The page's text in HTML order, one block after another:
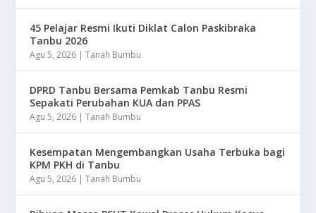
45 Pelajar Resmi Ikuti Diklat Calon Paskibraka
Tanbu 2026
Agu 5, 2026 |Tanah Bumbu
DPRD Tanbu Bersama Pemkab Tanbu Resmi
Sepakati Perubahan KUA dan PPAS
Agu 5, 2026 |Tanah Bumbu
Kesempatan Mengembangkan Usaha Terbuka bagi
KPM PKH di Tanbu
Agu 5, 2026 |Tanah Bumbu